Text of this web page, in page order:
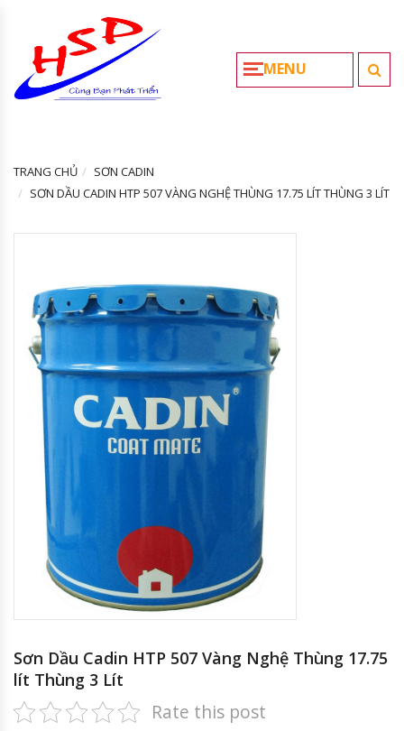
MENU
TRANG CHỦ
SƠN CADIN
SƠN DẦU CADIN HTP 507 VÀNG NGHỆ THÙNG 17.75 LÍT THÙNG 3 LÍT
Sơn Dầu Cadin HTP 507 Vàng Nghệ Thùng 17.75
lít Thùng 3 Lít
Rate this post